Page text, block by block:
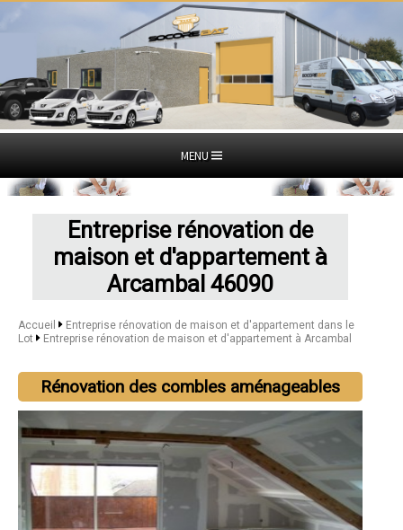
MENU
Entreprise rénovation de
maison et d'appartement à
Arcambal 46090
Accueil
Entreprise rénovation de maison et d'appartement dans le
Lot
Entreprise rénovation de maison et d'appartement à Arcambal
Rénovation des combles aménageables